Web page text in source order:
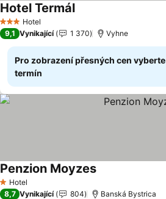
3 Počet hvězdiček
Hotel
Hotel TermálUkázat ceny
9,1 Vynikající 1 370 Vyhne
Pro zobrazení přesných cen vyberte
termín
1 Počet hvězdiček
Hotel
Penzion MoyzesUkázat ceny
8,7 Vynikající 804 Banská Bystrica